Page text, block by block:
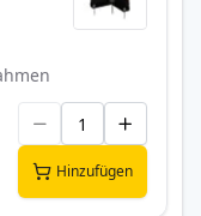
Hinzufügen